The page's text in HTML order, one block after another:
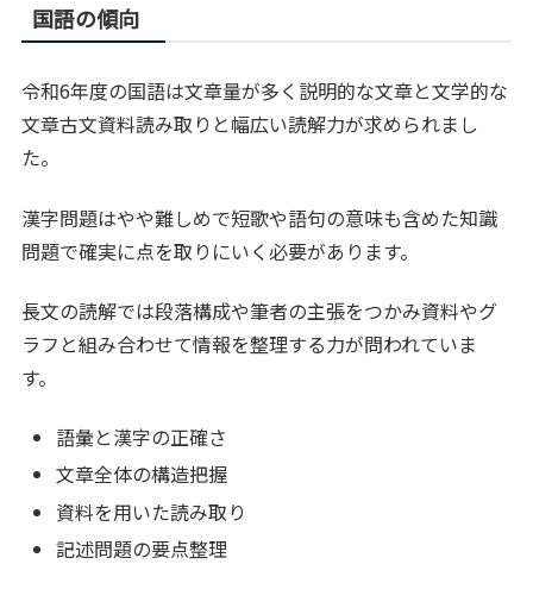
国語の傾向
令和6年度の国語は文章量が多く説明的な文章と文学的な
文章古文資料読み取りと幅広い読解力が求められまし
た。
漢字問題はやや難しめで短歌や語句の意味も含めた知識
問題で確実に点を取りにいく必要があります。
長文の読解では段落構成や筆者の主張をつかみ資料やグ
ラフと組み合わせて情報を整理する力が問われていま
す。
語彙と漢字の正確さ
文章全体の構造把握
資料を用いた読み取り
記述問題の要点整理